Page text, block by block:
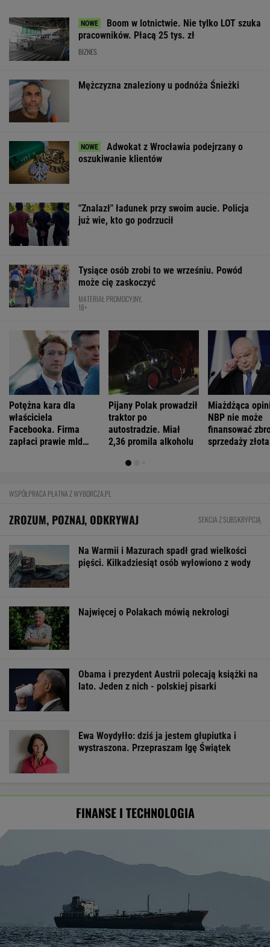
Boom w lotnictwie. Nie tylko LOT szuka
pracowników. Płacą 25 tys. zł
BIZNES
Mężczyzna znaleziony u podnóża Śnieżki
Adwokat z Wrocławia podejrzany o
oszukiwanie klientów
"Znalazł" ładunek przy swoim aucie. Policja
już wie, kto go podrzucił
Tysiące osób zrobi to we wrześniu. Powód
może cię zaskoczyć
MATERIAŁ PROMOCYJNY,
18+
Potężna kara dla
właściciela
Facebooka. Firma
zapłaci prawie mld
Pijany Polak prowadził
traktor po
autostradzie. Miał
2,36 promila alkoholu
Miażdżąca
NBP nie może
finansować
sprzedaży złota
WSPÓŁPRACA PŁATNA Z WYBORCZA.PL
ZROZUM, POZNAJ, ODKRYWAJ SEKCJA Z SUBSKRYPCJĄ
Na Warmii i Mazurach spadł grad wielkości
pięści. Kilkadziesiąt osób wyłowiono z wody
Najwięcej o Polakach mówią nekrologi
Obama i prezydent Austrii polecają książki na
lato. Jeden z nich - polskiej pisarki
Ewa Woydyłło: dziś ja jestem głupiutka i
wystraszona. Przepraszam Igę Świątek
FINANSE I TECHNOLOGIA